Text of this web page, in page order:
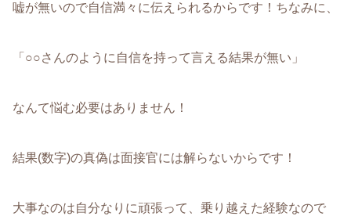
嘘が無いので自信満々に伝えられるからです！ちなみに、
「○○さんのように自信を持って言える結果が無い」
なんて悩む必要はありません！
結果(数字)の真偽は面接官には解らないからです！
大事なのは自分なりに頑張って、乗り越えた経験なので